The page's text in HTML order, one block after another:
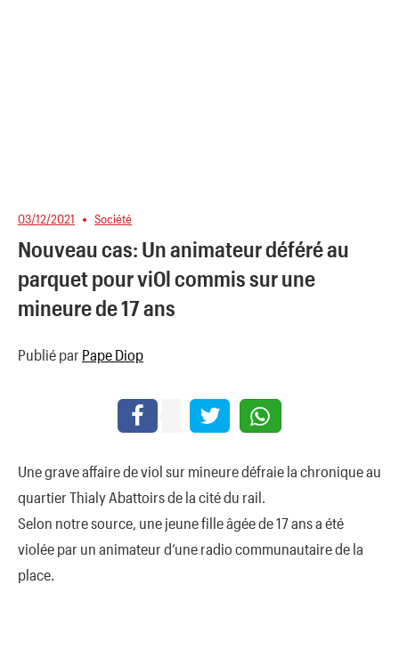
03/12/2021 Société
Nouveau cas: Un animateur déféré au
parquet pour vi0l commis sur une
mineure de 17 ans
Publié par Pape Diop
Une grave affaire de viol sur mineure défraie la chronique au
quartier Thialy Abattoirs de la cité du rail.
Selon notre source, une jeune fille âgée de 17 ans a été
violée par un animateur d’une radio communautaire de la
place.